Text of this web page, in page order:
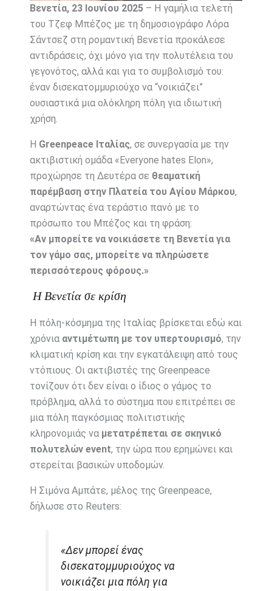
Βενετία, 23 Ιουνίου 2025 – Η γαμήλια τελετή
του Τζεφ Μπέζος με τη δημοσιογράφο Λόρα
Σάντσεζ στη ρομαντική Βενετία προκάλεσε
αντιδράσεις, όχι μόνο για την πολυτέλεια του
γεγονότος, αλλά και για το συμβολισμό του:
έναν δισεκατομμυριούχο να “νοικιάζει”
ουσιαστικά μια ολόκληρη πόλη για ιδιωτική
χρήση.
Η Greenpeace Ιταλίας, σε συνεργασία με την
ακτιβιστική ομάδα «Everyone hates Elon»,
προχώρησε τη Δευτέρα σε θεαματική
παρέμβαση στην Πλατεία του Αγίου Μάρκου,
αναρτώντας ένα τεράστιο πανό με το
πρόσωπο του Μπέζος και τη φράση:
«Αν μπορείτε να νοικιάσετε τη Βενετία για
τον γάμο σας, μπορείτε να πληρώσετε
περισσότερους φόρους.»
Η Βενετία σε κρίση
Η πόλη-κόσμημα της Ιταλίας βρίσκεται εδώ και
χρόνια αντιμέτωπη με τον υπερτουρισμό, την
κλιματική κρίση και την εγκατάλειψη από τους
ντόπιους. Οι ακτιβιστές της Greenpeace
τονίζουν ότι δεν είναι ο ίδιος ο γάμος το
πρόβλημα, αλλά το σύστημα που επιτρέπει σε
μια πόλη παγκόσμιας πολιτιστικής
κληρονομιάς να μετατρέπεται σε σκηνικό
πολυτελών event, την ώρα που ερημώνει και
στερείται βασικών υποδομών.
Η Σιμόνα Αμπάτε, μέλος της Greenpeace,
δήλωσε στο Reuters:
«Δεν μπορεί ένας
δισεκατομμυριούχος να
νοικιάζει μια πόλη για